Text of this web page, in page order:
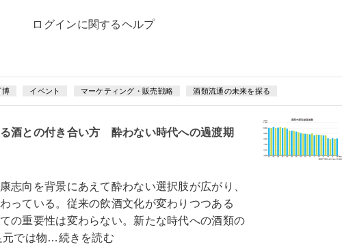
ログインに関するヘルプ
博 イベント マーケティング・販売戦略 酒類流通の未来を探る
酒との付き合い方 酔わない時代への過渡期
志向を背景にあえて酔わない選択肢が広がり、
っている。従来の飲酒文化が変わりつつある
の重要性は変わらない。新たな時代への酒類の
では物…続きを読む